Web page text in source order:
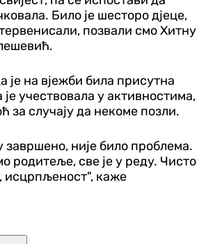
Било је шесторо дјеце,
позвали смо Хитну
је на вјежби била присутна
је учествовала у активностима,
за случају да некоме позли.
завршено, није било проблема.
родитеље, све је у реду. Чисто
исцрпљеност", каже